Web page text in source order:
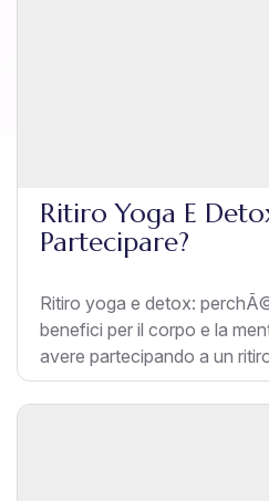
Ritiro Yoga E
Partecipare?
Ritiro yoga e detox:
benefici per il corpo e la
avere partecipando a un